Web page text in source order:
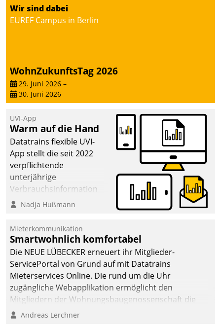
Datatrain ermöglicht
automatisiert ausgelöste,
intelligente,
datengestützte
Entscheidungen.
Wir sind dabei
EUREF Campus in Berlin
WohnZukunftsTag 2026
29. Juni 2026 –
30. Juni 2026
UVI-App
Warm auf die Hand
Datatrains flexible UVI-
App stellt die seit 2022
verpflichtende
unterjährige
Verbrauchsinformation
schnell, zuverlässig und
Die monatlichen
Mitteilungen zum
Heizungs- und
Wasserverbrauch gehen
automatisiert, vollständig
und auf Wunsch über
mehrere zuvor
Kommunikationswege bei
Nadja Hußmann
Mieterkommunikation
Smartwohnlich komfortabel
Die NEUE LÜBECKER erneuert ihr Mitglieder-
ServicePortal von Grund auf mit Datatrains
Mieterservices Online. Die rund um die Uhr
zugängliche Webapplikation ermöglicht den
Mitgliedern der Wohnungs­bau­genossenschaft die
Kontaktaufnahme per Smartphone, Tablet oder PC.
Andreas Lerchner